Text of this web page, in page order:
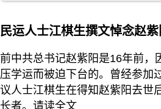
民运人士江棋生撰文悼念赵紫
前中共总书记赵紫阳是16年前，
压学运而被迫下台的。曾经参加
议人士江棋生在得知赵紫阳去世
长者。请读全文